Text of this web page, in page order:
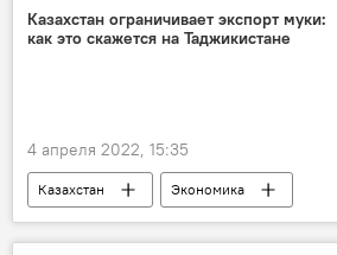
Общество
Здравоохранение
Казахстан ограничивает экспорт муки:
как это скажется на Таджикистане
4 апреля 2022, 15:35
Казахстан
Экономика
Центральная Азия